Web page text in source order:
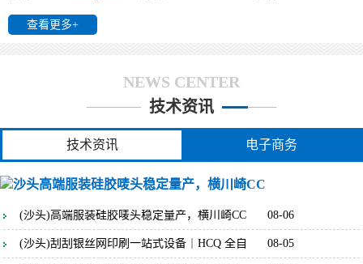
查看更多+
NEWS CENTER
技术资讯
技术资讯 电子商务
(沙头)高端服装硅胶唛头稳定量产，横川崎CC 08-06
(沙头)刮刮银丝网印刷一站式设备｜HCQ 全自 08-05
(沙头)丝印过程中如何保证标签的防伪效果
(沙头) 前景对于其它行业来说算得上是不错的领域，他不受地区与
环境的限制，IMD/IML最重要、最受限制的是IMD/IML的业务来源
(沙头)全自动卷对卷丝印机都能印哪些产品
(沙头) 您好,我司所生产的全自动丝印机广泛用于PET、PVC 、转印
纸（膜）、地暖膜、地热膜、电热膜、花纸、薄膜、铭板、柔性线
路板、手机按键、3M胶、胶水、薄膜开关、商标镭射、刮